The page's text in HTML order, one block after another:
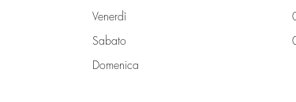
Venerdì
Sabato
Domenica